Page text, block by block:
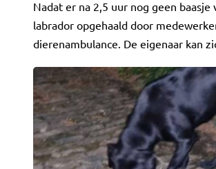
Nadat er na 2,5 uur nog geen baasje
labrador opgehaald door
dierenambulance. De eigenaar kan